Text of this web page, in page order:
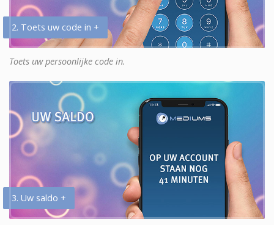
2. Toets uw code in +
Toets uw persoonlijke code in.
3. Uw saldo +